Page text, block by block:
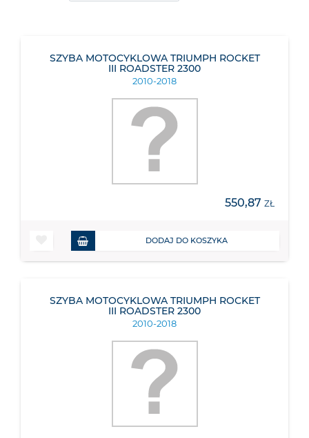
SZYBA MOTOCYKLOWA TRIUMPH ROCKET
III ROADSTER 2300
2010-2018
550,87 ZŁ
DODAJ DO KOSZYKA
SZYBA MOTOCYKLOWA TRIUMPH ROCKET
III ROADSTER 2300
2010-2018